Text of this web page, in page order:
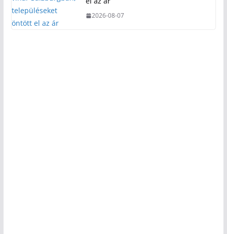
2026-08-07